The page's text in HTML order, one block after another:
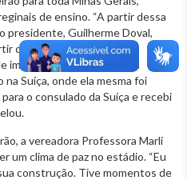
de ensino. “A partir dessa
presidente, Guilherme Doval,
do TJD”, afirmou a
importunação ocorrem em
Suíça, onde ela mesma foi
o consulado da Suíça e recebi
a vereadora Professora Marli
um clima de paz no estádio. “Eu
construção. Tive momentos de